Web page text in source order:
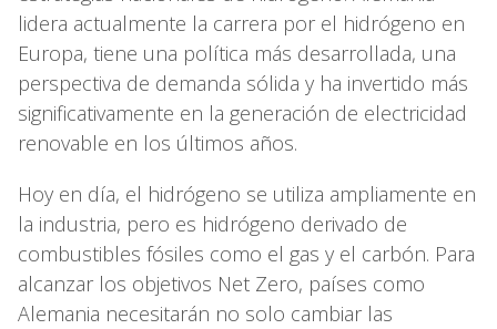
lidera actualmente la carrera por el hidrógeno en
Europa, tiene una política más desarrollada, una
perspectiva de demanda sólida y ha invertido más
significativamente en la generación de electricidad
renovable en los últimos años.
Hoy en día, el hidrógeno se utiliza ampliamente en
la industria, pero es hidrógeno derivado de
combustibles fósiles como el gas y el carbón. Para
alcanzar los objetivos Net Zero, países como
Alemania necesitarán no solo cambiar las